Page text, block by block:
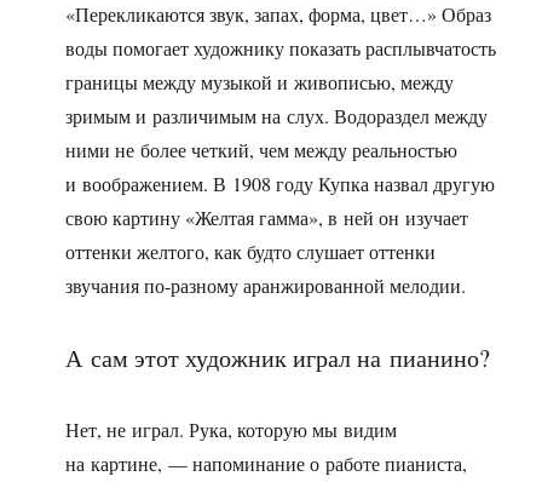
«Перекликаются звук, запах, форма, цвет…» Образ
воды помогает художнику показать расплывчатость
границы между музыкой и живописью, между
зримым и различимым на слух. Водораздел между
ними не более четкий, чем между реальностью
и воображением. В 1908 году Купка назвал другую
свою картину «Желтая гамма», в ней он изучает
оттенки желтого, как будто слушает оттенки
звучания по-разному аранжированной мелодии.
А сам этот художник играл на пианино?
Нет, не играл. Рука, которую мы видим
на картине, — напоминание о работе пианиста,